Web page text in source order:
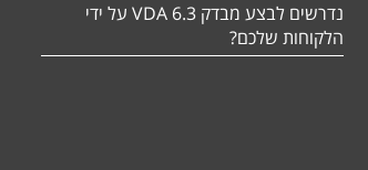
נדרשים לבצע מבדק VDA 6.3 על ידי
הלקוחות שלכם?